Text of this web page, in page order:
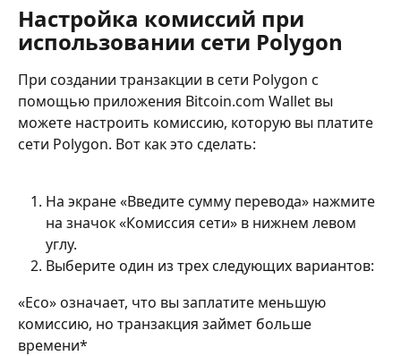
Настройка комиссий при
использовании сети Polygon
При создании транзакции в сети Polygon с
помощью приложения Bitcoin.com Wallet вы
можете настроить комиссию, которую вы платите
сети Polygon. Вот как это сделать:
На экране «Введите сумму перевода» нажмите
на значок «Комиссия сети» в нижнем левом
углу.
Выберите один из трех следующих вариантов:
«Eco» означает, что вы заплатите меньшую
комиссию, но транзакция займет больше
времени*